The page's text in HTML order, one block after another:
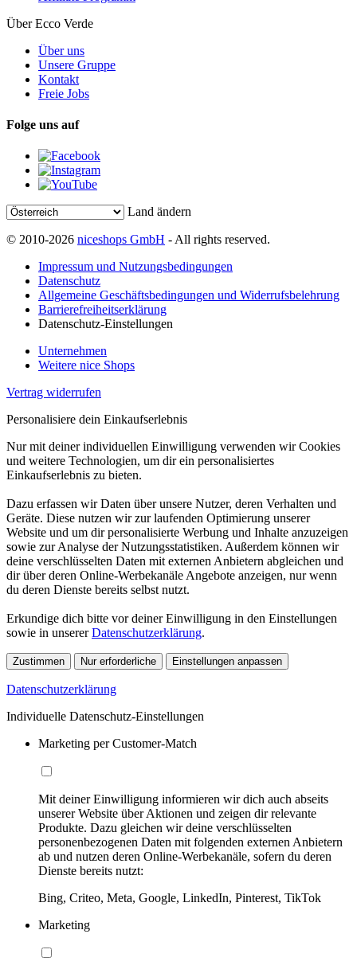
Über Ecco Verde
Über uns
Unsere Gruppe
Kontakt
Freie Jobs
Folge uns auf
Land ändern
© 2010-2026 niceshops GmbH - All rights reserved.
Impressum und Nutzungsbedingungen
Datenschutz
Allgemeine Geschäftsbedingungen und Widerrufsbelehrung
Barrierefreiheitserklärung
Datenschutz-Einstellungen
Unternehmen
Weitere nice Shops
Vertrag widerrufen
Personalisiere dein Einkaufserlebnis
Nur mit deiner individuellen Einwilligung verwenden wir Cookies
und weitere Technologien, um dir ein personalisiertes
Einkaufserlebnis zu bieten.
Dazu erfassen wir Daten über unsere Nutzer, deren Verhalten und
Geräte. Diese nutzen wir zur laufenden Optimierung unserer
Website und um dir personalisierte Werbung und Inhalte anzuzeigen
sowie zur Analyse der Nutzungsstatistiken. Außerdem können wir
deine verschlüsselten Daten mit externen Anbietern abgleichen und
dir über deren Online-Werbekanäle Angebote anzeigen, nur wenn
du deren Dienste bereits selbst nutzt.
Erkundige dich bitte vor deiner Einwilligung in den Einstellungen
sowie in unsererDatenschutzerklärung.
Zustimmen Nur erforderliche Einstellungen anpassen
Datenschutzerklärung
Individuelle Datenschutz-Einstellungen
Marketing per Customer-Match
Mit deiner Einwilligung informieren wir dich auch abseits
unserer Website über Aktionen und zeigen dir relevante
Produkte. Dazu gleichen wir deine verschlüsselten
personenbezogenen Daten mit folgenden externen Anbietern
ab und nutzen deren Online-Werbekanäle, sofern du deren
Dienste bereits nutzt:
Bing, Criteo, Meta, Google, LinkedIn, Pinterest, TikTok
Marketing